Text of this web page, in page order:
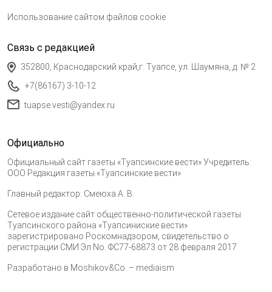
Использование сайтом файлов cookie
Связь с редакцией
352800, Краснодарский край,г. Туапсе, ул. Шаумяна, д. № 2
+7(86167) 3-10-12
tuapse.vesti@yandex.ru
Официально
Официальный сайт газеты «Туапсинские вести» Учредитель:
ООО Редакция газеты «Туапсинские вести»
Главный редактор: Смеюха А. В.
Сетевое издание сайт общественно-политической газеты
Туапсинского района «Туапсиниские вести»
зарегистрировано Роскомнадзором, свидетельство о
регистрации СМИ Эл No. ФС77-68873 от 28 февраля 2017
Разработано в Moshikov&Co. – mediaism